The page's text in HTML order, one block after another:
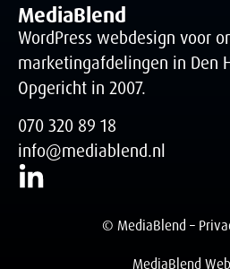
MediaBlend
WordPress webdesign voor
marketingafdelingen in Den
Opgericht in 2007.
070 320 89 18
info@mediablend.nl
© MediaBlend –
MediaBlend